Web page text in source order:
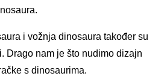
i vožnja dinosaura također su
Drago nam je što nudimo dizajn
s dinosaurima.